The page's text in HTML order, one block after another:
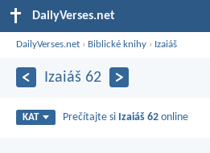
DailyVerses.net
DailyVerses.net › Biblické knihy › Izaiáš
Izaiáš 62
KAT Prečítajte si Izaiáš 62 online